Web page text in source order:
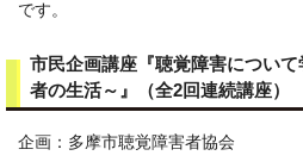
です。
市民企画講座『聴覚障害につい
者の生活～』（全2回連続講座）
企画：多摩市聴覚障害者協会